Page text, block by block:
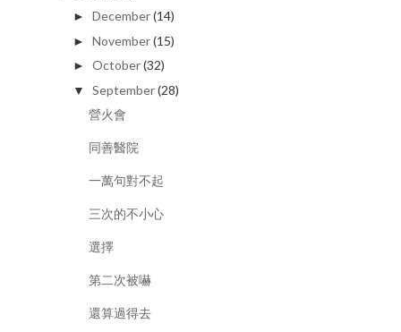
► December(14)
► November(15)
► October(32)
▼ September(28)
營火會
同善醫院
一萬句對不起
三次的不小心
選擇
第二次被嚇
還算過得去